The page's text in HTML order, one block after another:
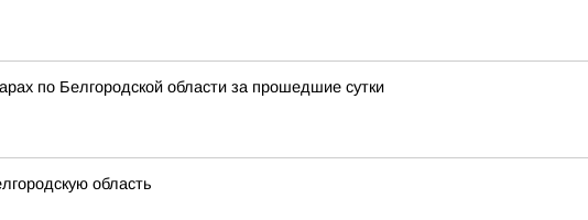
по Белгородской области за прошедшие сутки
область